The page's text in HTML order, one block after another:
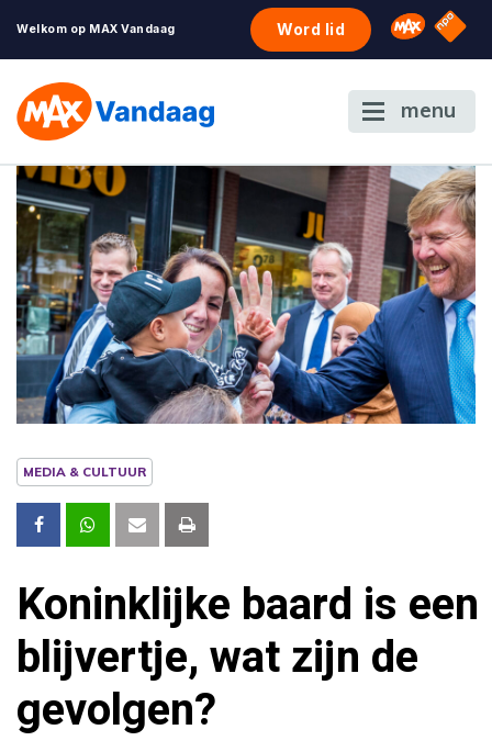
Welkom op MAX Vandaag Word lid Omroep
NPO
menu
MEDIA & CULTUUR
Koninklijke baard is een
blijvertje, wat zijn de
gevolgen?